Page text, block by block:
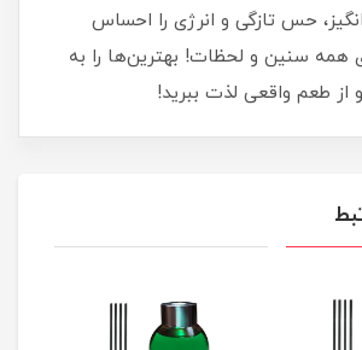
حس تازگی و انرژی را احساس
همه سنین و لحظات! بهترین‌ها را به
طعم واقعی لذت ببرید!